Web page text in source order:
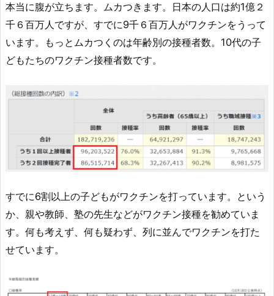
本当に腹が立ちます。ムカつきます。日本の人口は約1億２
千６百万人ですが、すでに9千６百万人がワクチンをうって
います。もっとムカつくのは年齢別の接種者数。10代の子
どもたちのワクチン接種者数です。
すでに6割以上の子どもがワクチンを打っています。という
か、親や教師、塾の先生などがワクチン接種を勧めていま
す。何も考えず、何も疑わず、列に並んでワクチンを打た
せています。